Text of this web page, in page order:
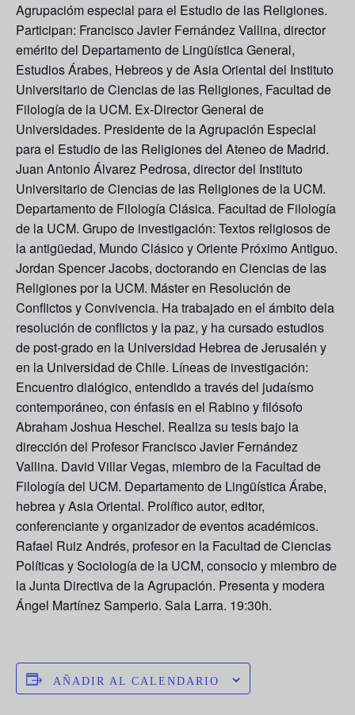
Agrupacióm especial para el Estudio de las Religiones.
Participan: Francisco Javier Fernández Vallina, director
emérito del Departamento de Lingüística General,
Estudios Árabes, Hebreos y de Asia Oriental del Instituto
Universitario de Ciencias de las Religiones, Facultad de
Filología de la UCM. Ex-Director General de
Universidades. Presidente de la Agrupación Especial
para el Estudio de las Religiones del Ateneo de Madrid.
Juan Antonio Álvarez Pedrosa, director del Instituto
Universitario de Ciencias de las Religiones de la UCM.
Departamento de Filología Clásica. Facultad de Filología
de la UCM. Grupo de investigación: Textos religiosos de
la antigüedad, Mundo Clásico y Oriente Próximo Antiguo.
Jordan Spencer Jacobs, doctorando en Ciencias de las
Religiones por la UCM. Máster en Resolución de
Conflictos y Convivencia. Ha trabajado en el ámbito dela
resolución de conflictos y la paz, y ha cursado estudios
de post-grado en la Universidad Hebrea de Jerusalén y
en la Universidad de Chile. Líneas de investigación:
Encuentro dialógico, entendido a través del judaísmo
contemporáneo, con énfasis en el Rabino y filósofo
Abraham Joshua Heschel. Realiza su tesis bajo la
dirección del Profesor Francisco Javier Fernández
Vallina. David Villar Vegas, miembro de la Facultad de
Filología del UCM. Departamento de Lingüística Árabe,
hebrea y Asia Oriental. Prolífico autor, editor,
conferenciante y organizador de eventos académicos.
Rafael Ruiz Andrés, profesor en la Facultad de Ciencias
Políticas y Sociología de la UCM, consocio y miembro de
la Junta Directiva de la Agrupación. Presenta y modera
Ángel Martínez Samperio. Sala Larra. 19:30h.
AÑADIR AL CALENDARIO